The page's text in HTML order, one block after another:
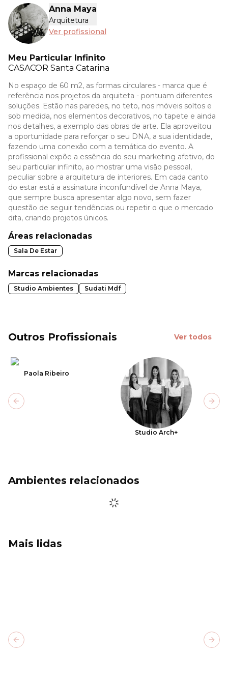
Anna Maya
Arquitetura
Ver profissional
Meu Particular Infinito
CASACOR Santa Catarina
No espaço de 60 m2, as formas circulares - marca que é
referência nos projetos da arquiteta - pontuam diferentes
soluções. Estão nas paredes, no teto, nos móveis soltos e
sob medida, nos elementos decorativos, no tapete e ainda
nos detalhes, a exemplo das obras de arte. Ela aproveitou
a oportunidade para reforçar o seu DNA, a sua identidade,
fazendo uma conexão com a temática do evento. A
profissional expõe a essência do seu marketing afetivo, do
seu particular infinito, ao mostrar uma visão pessoal,
peculiar sobre a arquitetura de interiores. Em cada canto
do estar está a assinatura inconfundível de Anna Maya,
que sempre busca apresentar algo novo, sem fazer
questão de seguir tendências ou repetir o que o mercado
dita, criando projetos únicos.
Áreas relacionadas
Sala De Estar
Marcas relacionadas
Studio Ambientes Sudati Mdf
Outros Profissionais Ver todos
Paola Ribeiro
Studio Arch+
Previous slide
Ambientes relacionados
Mais lidas
Previous slide